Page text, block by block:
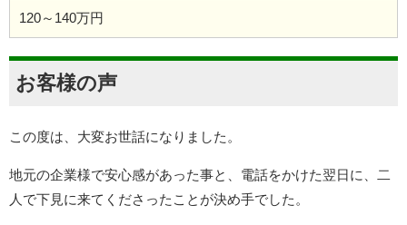
120～140万円
お客様の声
この度は、大変お世話になりました。
地元の企業様で安心感があった事と、電話をかけた翌日に、二
人で下見に来てくださったことが決め手でした。